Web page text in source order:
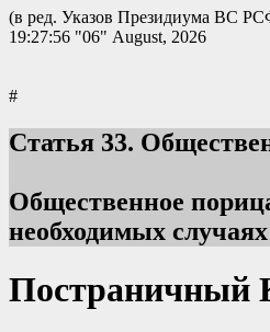
(в ред. Указов Президиума ВС
19:27:56 "06" August, 2026
#
Статья 33.
Общественное
необходимых